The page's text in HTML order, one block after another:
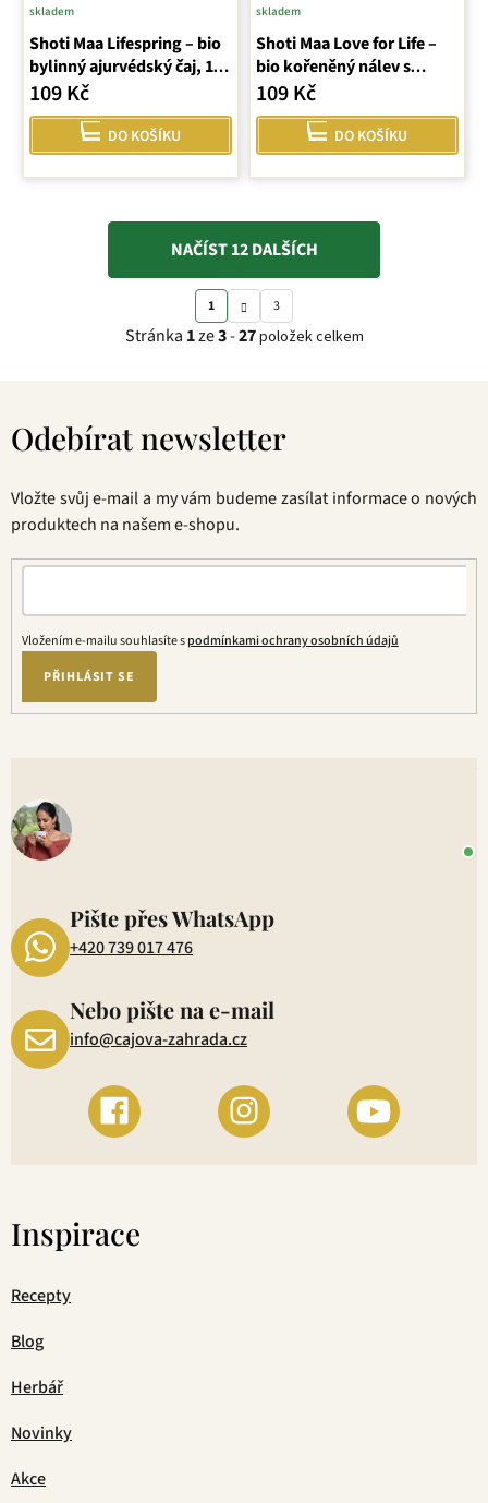
Shoti Maa Lifespring – bio
bylinný ajurvédský čaj, 16
sáčků
skladem
109 Kč
DO KOŠÍKU
Shoti Maa Love for Life –
bio kořeněný nálev s
kakaem a pomerančem
skladem
109 Kč
DO KOŠÍKU
O
v
l
a
c
p
k
v
ý
s
NAČÍST 12 DALŠÍCH
S
t
r
o
á
1 3
Stránka 1ze3-27položek celkem
Odebírat newsletter
Vložte svůj e-mail a my vám budeme zasílat informace o nových
produktech na našem e-shopu.
Vložením e-mailu souhlasíte spodmínkami ochrany osobních údajů
PŘIHLÁSIT SE
Pište přes WhatsApp
+420 739 017 476
Nebo pište na e-mail
info@cajova-zahrada.cz
Inspirace
Recepty
Blog
Herbář
Novinky
Akce